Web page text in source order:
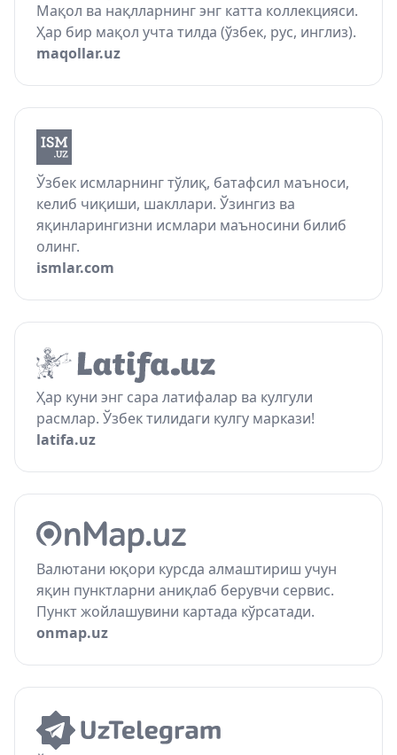
Мақол ва нақлларнинг энг катта коллекцияси.
Ҳар бир мақол учта тилда (ўзбек, рус, инглиз).
maqollar.uz
Ўзбек исмларнинг тўлиқ, батафсил маъноси,
келиб чиқиши, шакллари. Ўзингиз ва
яқинларингизни исмлари маъносини билиб
олинг.
ismlar.com
Ҳар куни энг сара латифалар ва кулгули
расмлар. Ўзбек тилидаги кулгу маркази!
latifa.uz
Валютани юқори курсда алмаштириш учун
яқин пунктларни аниқлаб берувчи сервис.
Пункт жойлашувини картада кўрсатади.
onmap.uz